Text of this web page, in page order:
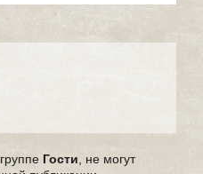
Гости , не могут